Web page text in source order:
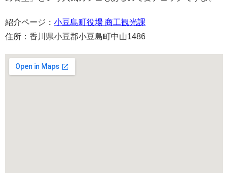
紹介ページ： 小豆島町役場 商工観光課
住所：香川県小豆郡小豆島町中山1486